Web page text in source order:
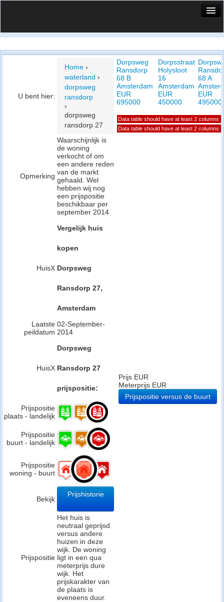
Vergelijk prijsposities - wijk
U bent hier:
Home ›
waterland ›
dorpsweg
ransdorp
›
dorpsweg
ransdorp 27
Opmerking
Waarschijnlijk is
de woning
verkocht of om
een andere reden
van de markt
gehaald. Wel
hebben wij nog
een prijspositie
beschikbaar per
september 2014
HuisX
Vergelijk huis
kopen
Dorpsweg
Ransdorp 27,
Amsterdam
Laatste
peildatum
02-September-
2014
HuisX
Dorpsweg
Ransdorp 27
prijspositie:
Prijspositie
plaats - landelijk
Prijspositie
buurt - landelijk
Prijspositie
woning - buurt
Bekijk
Prijshistorie
Prijspositie
Het huis is
neutraal geprijsd
versus andere
huizen in deze
wijk. De woning
ligt in een qua
meterprijs dure
wijk. Het
prijskarakter van
de plaats is
eveneens duur.
Dorpsweg
Ransdorp
68 B
Amsterdam
EUR
695000
Dorpsstraat
Holysloot
16
Amsterdam
EUR
450000
68 A
EUR
495000
Data table should have at least 2 columns
Data table should have at least 2 columns
Prijs EUR
Meterprijs EUR
Prijspositie versus de buurt